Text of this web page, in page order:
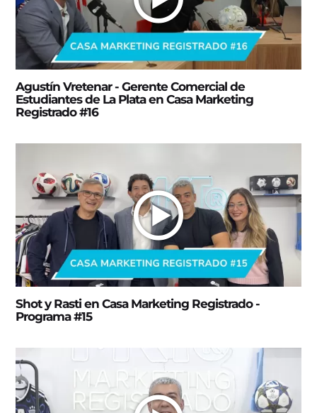
Agustín Vretenar - Gerente Comercial de
Estudiantes de La Plata en Casa Marketing
Registrado #16
Shot y Rasti en Casa Marketing Registrado -
Programa #15